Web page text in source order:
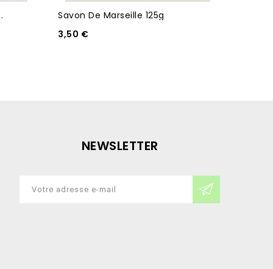
Savon De Marseille 125g
3,50 €
NEWSLETTER